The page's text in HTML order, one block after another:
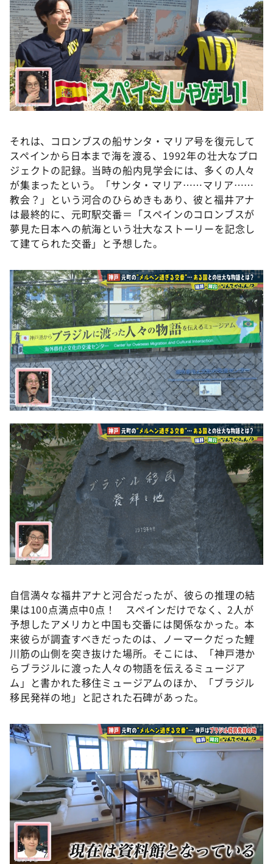
それは、コロンブスの船サンタ・マリア号を復元して
スペインから日本まで海を渡る、1992年の壮大なプロ
ジェクトの記録。当時の船内見学会には、多くの人々
が集まったという。「サンタ・マリア……マリア……
教会？」という河合のひらめきもあり、彼と福井アナ
は最終的に、元町駅交番＝「スペインのコロンブスが
夢見た日本への航海という壮大なストーリーを記念し
て建てられた交番」と予想した。
自信満々な福井アナと河合だったが、彼らの推理の結
果は100点満点中0点！ スペインだけでなく、2人が
予想したアメリカと中国も交番には関係なかった。本
来彼らが調査すべきだったのは、ノーマークだった鯉
川筋の山側を突き抜けた場所。そこには、「神戸港か
らブラジルに渡った人々の物語を伝えるミュージア
ム」と書かれた移住ミュージアムのほか、「ブラジル
移民発祥の地」と記された石碑があった。